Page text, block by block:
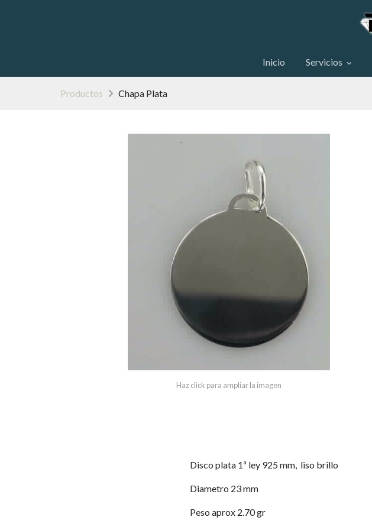
Inicio Servicios
Productos Chapa Plata
Haz click para ampliar la imagen
Disco plata 1ª ley 925 mm, liso brillo
Diametro 23 mm
Peso aprox 2.70 gr